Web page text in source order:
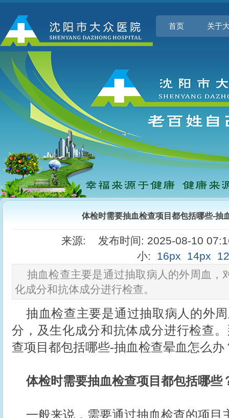
首页 关于
体检时需要抽血检查项目都包括哪些-抽
来源: 发布时间: 2025-08-10
小: 16px 14px
抽血检查主要是通过抽取病人的外周血，
化成分和抗体成分进行检查。
抽血检查主要是通过抽取病人的外
分，及生化成分和抗体成分进行检查
查项目都包括哪些-抽血检查晕血怎么办
体检时需要抽血检查项目都包括哪些
一般来说，需要通过抽血检查的项目